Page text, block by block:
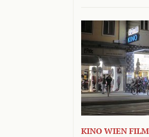
KINO WIEN FILM